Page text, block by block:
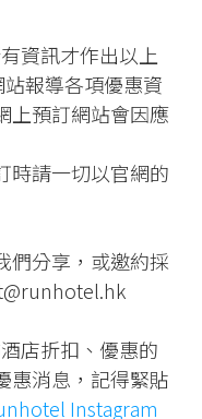
資訊才作出以上
報導各項優惠資
上預訂網站會因應
時請一切以官網的
們分享，或邀約採
店折扣、優惠的
惠消息，記得緊貼
Instagram